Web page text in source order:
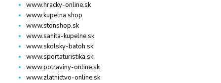
www.hracky-online.sk
www.kupelna.shop
www.stonshop.sk
www.sanita-kupelne.sk
www.skolsky-batoh.sk
www.sportaturistika.sk
www.potraviny-online.sk
www.zlatnictvo-online.sk